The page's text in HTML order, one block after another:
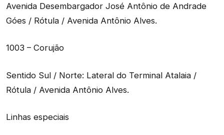
Avenida Desembargador José Antônio de Andrade
Góes / Rótula / Avenida Antônio Alves.
1003 – Corujão
Sentido Sul / Norte: Lateral do Terminal Atalaia /
Rótula / Avenida Antônio Alves.
Linhas especiais